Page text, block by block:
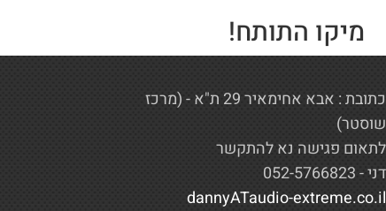
מיקו התותח!
כתובת : אבא אחימאיר 29 ת"א - (מרכז
שוסטר)
לתאום פגישה נא להתקשר
דני - 052-5766823
dannyATaudio-extreme.co.il